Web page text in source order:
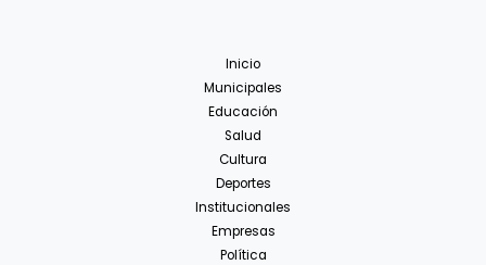
Inicio
Municipales
Educación
Salud
Cultura
Deportes
Institucionales
Empresas
Política